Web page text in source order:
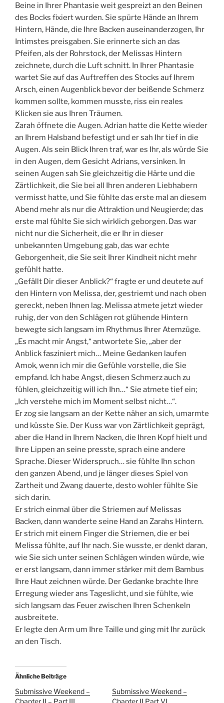
Beine in Ihrer Phantasie weit gespreizt an den Beinen
des Bocks fixiert wurden. Sie spürte Hände an Ihrem
Hintern, Hände, die Ihre Backen auseinanderzogen, Ihr
Intimstes preisgaben. Sie erinnerte sich an das
Pfeifen, als der Rohrstock, der Melissas Hintern
zeichnete, durch die Luft schnitt. In Ihrer Phantasie
wartet Sie auf das Auftreffen des Stocks auf Ihrem
Arsch, einen Augenblick bevor der beißende Schmerz
kommen sollte, kommen musste, riss ein reales
Klicken sie aus Ihren Träumen.
Zarah öffnete die Augen. Adrian hatte die Kette wieder
an Ihrem Halsband befestigt und er sah Ihr tief in die
Augen. Als sein Blick Ihren traf, war es Ihr, als würde Sie
in den Augen, dem Gesicht Adrians, versinken. In
seinen Augen sah Sie gleichzeitig die Härte und die
Zärtlichkeit, die Sie bei all Ihren anderen Liebhabern
vermisst hatte, und Sie fühlte das erste mal an diesem
Abend mehr als nur die Attraktion und Neugierde; das
erste mal fühlte Sie sich wirklich geborgen. Das war
nicht nur die Sicherheit, die er Ihr in dieser
unbekannten Umgebung gab, das war echte
Geborgenheit, die Sie seit Ihrer Kindheit nicht mehr
gefühlt hatte.
„Gefällt Dir dieser Anblick?“ fragte er und deutete auf
den Hintern von Melissa, der, gestriemt und nach oben
gereckt, neben Ihnen lag. Melissa atmete jetzt wieder
ruhig, der von den Schlägen rot glühende Hintern
bewegte sich langsam im Rhythmus Ihrer Atemzüge.
„Es macht mir Angst,“ antwortete Sie, „aber der
Anblick fasziniert mich… Meine Gedanken laufen
Amok, wenn ich mir die Gefühle vorstelle, die Sie
empfand. Ich habe Angst, diesen Schmerz auch zu
fühlen, gleichzeitig will ich Ihn…“ Sie atmete tief ein;
„Ich verstehe mich im Moment selbst nicht…“.
Er zog sie langsam an der Kette näher an sich, umarmte
und küsste Sie. Der Kuss war von Zärtlichkeit geprägt,
aber die Hand in Ihrem Nacken, die Ihren Kopf hielt und
Ihre Lippen an seine presste, sprach eine andere
Sprache. Dieser Widerspruch… sie fühlte Ihn schon
den ganzen Abend, und je länger dieses Spiel von
Zartheit und Zwang dauerte, desto wohler fühlte Sie
sich darin.
Er strich einmal über die Striemen auf Melissas
Backen, dann wanderte seine Hand an Zarahs Hintern.
Er strich mit einem Finger die Striemen, die er bei
Melissa fühlte, auf Ihr nach. Sie wusste, er denkt daran,
wie Sie sich unter seinen Schlägen winden würde, wie
er erst langsam, dann immer stärker mit dem Bambus
Ihre Haut zeichnen würde. Der Gedanke brachte Ihre
Erregung wieder ans Tageslicht, und sie fühlte, wie
sich langsam das Feuer zwischen Ihren Schenkeln
ausbreitete.
Er legte den Arm um Ihre Taille und ging mit Ihr zurück
an den Tisch.
Ähnliche Beiträge
Submissive Weekend –
Submissive Weekend –